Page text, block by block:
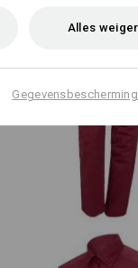
Alles
Gegevensbescherming